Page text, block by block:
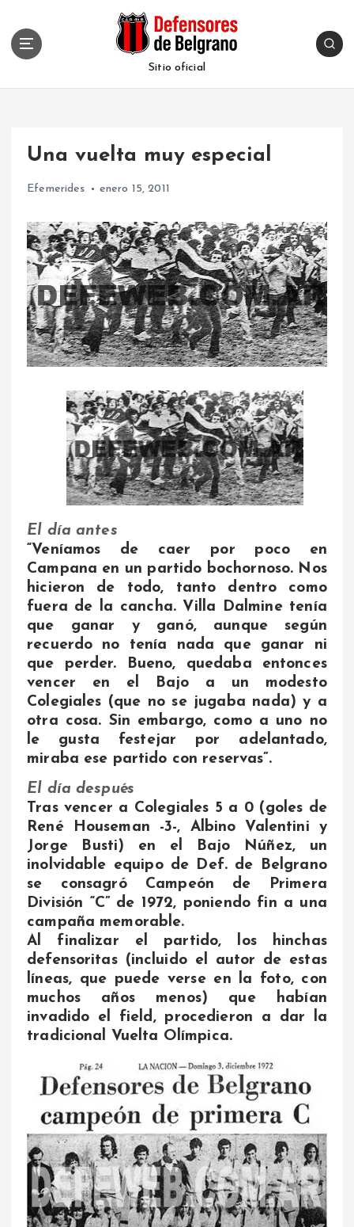
Sitio oficial
Una vuelta muy especial
Efemerides enero 15, 2011
El día antes
“Veníamos de caer por poco en
Campana en un partido bochornoso. Nos
hicieron de todo, tanto dentro como
fuera de la cancha. Villa Dalmine tenía
que ganar y ganó, aunque según
recuerdo no tenía nada que ganar ni
que perder. Bueno, quedaba entonces
vencer en el Bajo a un modesto
Colegiales (que no se jugaba nada) y a
otra cosa. Sin embargo, como a uno no
le gusta festejar por adelantado,
miraba ese partido con reservas”.
El día después
Tras vencer a Colegiales 5 a 0 (goles de
René Houseman -3-, Albino Valentini y
Jorge Busti) en el Bajo Núñez, un
inolvidable equipo de Def. de Belgrano
se consagró Campeón de Primera
División “C” de 1972, poniendo fin a una
campaña memorable.
Al finalizar el partido, los hinchas
defensoritas (incluido el autor de estas
líneas, que puede verse en la foto, con
muchos años menos) que habían
invadido el field, procedieron a dar la
tradicional Vuelta Olímpica.